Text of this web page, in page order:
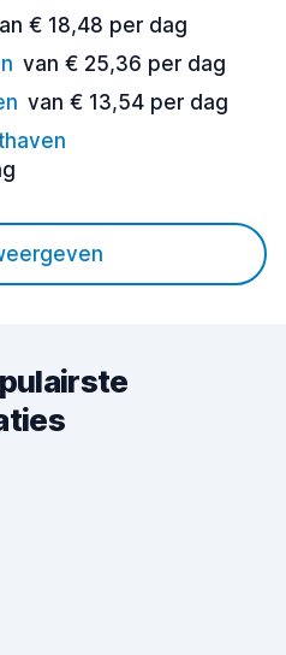
€ 18,48 per dag
van € 25,36 per dag
van € 13,54 per dag